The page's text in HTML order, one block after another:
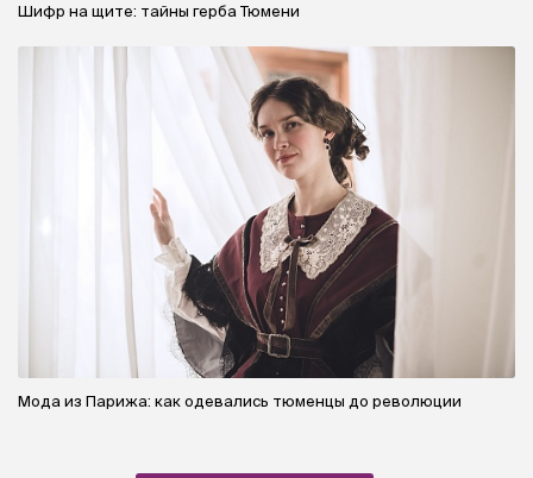
Шифр на щите: тайны герба Тюмени
Мода из Парижа: как одевались тюменцы до революции